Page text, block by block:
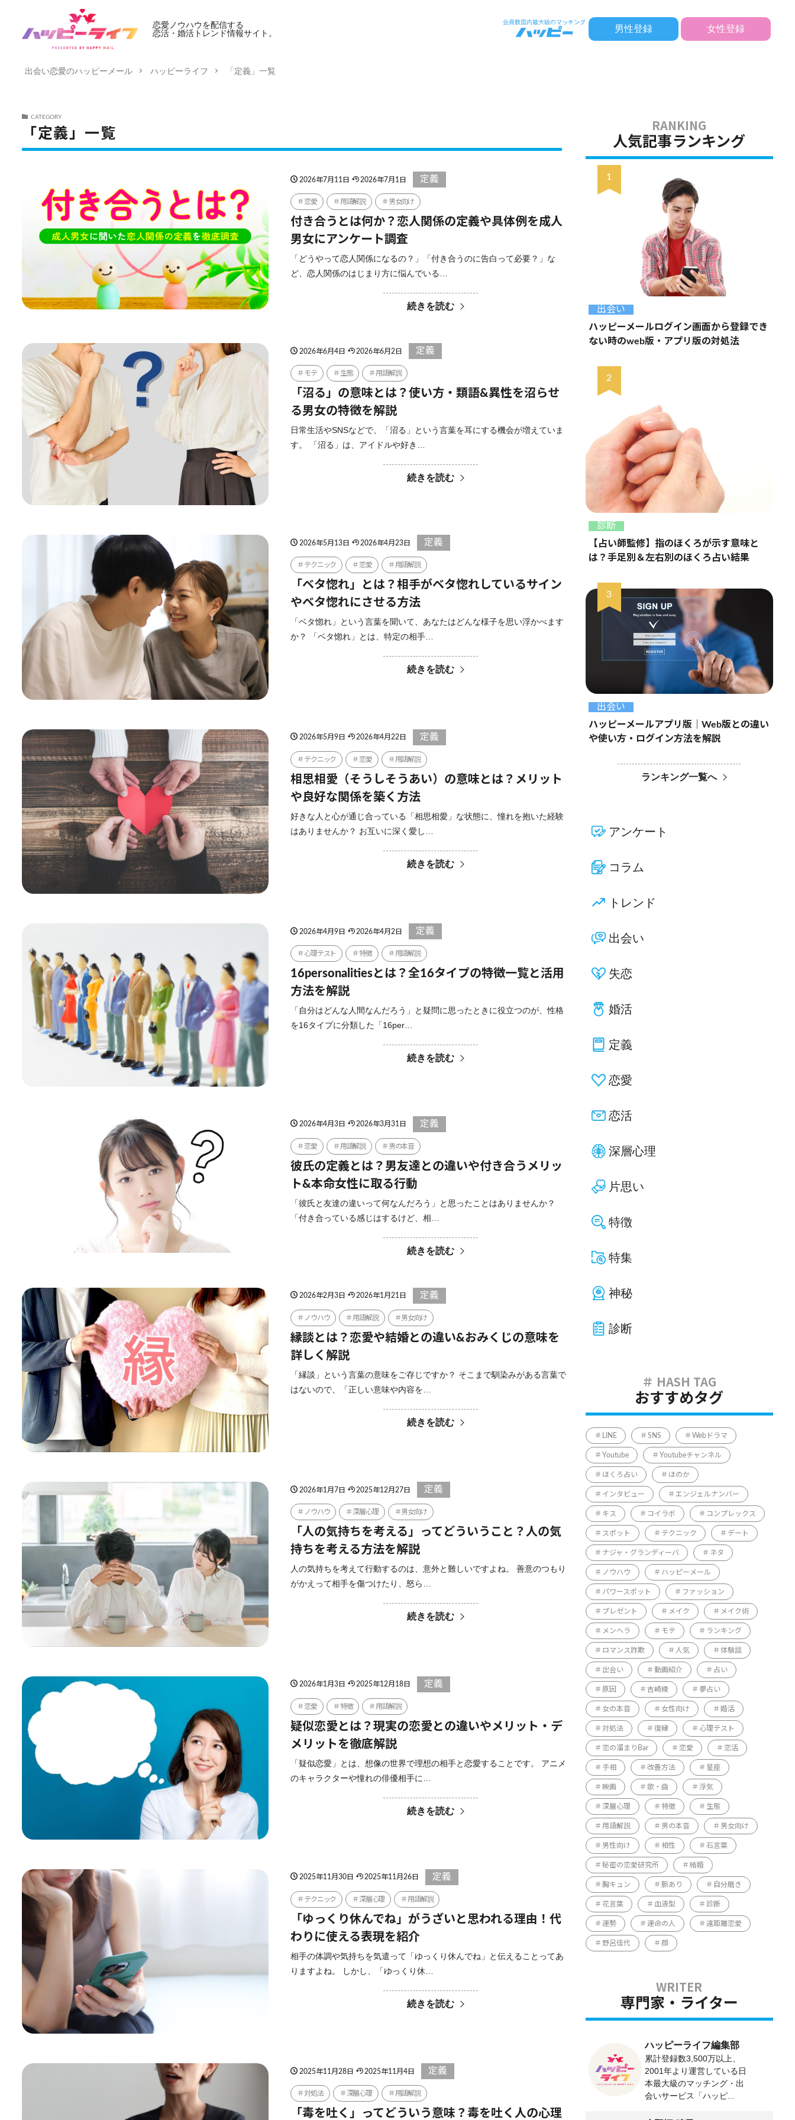
恋愛ノウハウを配信する
恋活・婚活トレンド情報サイト。
男性登録 女性登録
出会い恋愛のハッピーメール ハッピーライフ 「定義」一覧
CATEGORY
「定義」一覧
2026年7月11日 2026年7月1日 定義
恋愛 用語解説 男女向け
付き合うとは何か？恋人関係の定義や具体例を成人
男女にアンケート調査
「どうやって恋人関係になるの？」「付き合うのに告白って必要？」な
ど、恋人関係のはじまり方に悩んでいる…
続きを読む
2026年6月4日 2026年6月2日 定義
モテ 生態 用語解説
「沼る」の意味とは？使い方・類語&異性を沼らせ
る男女の特徴を解説
日常生活やSNSなどで、「沼る」という言葉を耳にする機会が増えていま
す。 「沼る」は、アイドルや好き…
続きを読む
2026年5月13日 2026年4月23日 定義
テクニック 恋愛 用語解説
「ベタ惚れ」とは？相手がベタ惚れしているサイン
やベタ惚れにさせる方法
「ベタ惚れ」という言葉を聞いて、あなたはどんな様子を思い浮かべます
か？ 「ベタ惚れ」とは、特定の相手…
続きを読む
2026年5月9日 2026年4月22日 定義
テクニック 恋愛 用語解説
相思相愛（そうしそうあい）の意味とは？メリット
や良好な関係を築く方法
好きな人と心が通じ合っている「相思相愛」な状態に、憧れを抱いた経験
はありませんか？ お互いに深く愛し…
続きを読む
2026年4月9日 2026年4月2日 定義
心理テスト 特徴 用語解説
16personalitiesとは？全16タイプの特徴一覧と活用
方法を解説
「自分はどんな人間なんだろう」と疑問に思ったときに役立つのが、性格
を16タイプに分類した「16per…
続きを読む
2026年4月3日 2026年3月31日 定義
恋愛 用語解説 男の本音
彼氏の定義とは？男友達との違いや付き合うメリッ
ト&本命女性に取る行動
「彼氏と友達の違いって何なんだろう」と思ったことはありませんか？
「付き合っている感じはするけど、相…
続きを読む
2026年2月3日 2026年1月21日 定義
ノウハウ 用語解説 男女向け
縁談とは？恋愛や結婚との違い&おみくじの意味を
詳しく解説
「縁談」という言葉の意味をご存じですか？ そこまで馴染みがある言葉で
はないので、「正しい意味や内容を…
続きを読む
2026年1月7日 2025年12月27日 定義
ノウハウ 深層心理 男女向け
「人の気持ちを考える」ってどういうこと？人の気
持ちを考える方法を解説
人の気持ちを考えて行動するのは、意外と難しいですよね。 善意のつもり
がかえって相手を傷つけたり、怒ら…
続きを読む
2026年1月3日 2025年12月18日 定義
恋愛 特徴 用語解説
疑似恋愛とは？現実の恋愛との違いやメリット・デ
メリットを徹底解説
「疑似恋愛」とは、想像の世界で理想の相手と恋愛することです。 アニメ
のキャラクターや憧れの俳優相手に…
続きを読む
2025年11月30日 2025年11月26日 定義
テクニック 深層心理 用語解説
「ゆっくり休んでね」がうざいと思われる理由！代
わりに使える表現を紹介
相手の体調や気持ちを気遣って「ゆっくり休んでね」と伝えることってあ
りますよね。 しかし、「ゆっくり休…
続きを読む
2025年11月28日 2025年11月4日 定義
対処法 深層心理 用語解説
「毒を吐く」ってどういう意味？毒を吐く人の心理
人気記事ランキング
出会い
ハッピーメールログイン画面から登録でき
ない時のweb版・アプリ版の対処法
診断
【占い師監修】指のほくろが示す意味と
は？手足別＆左右別のほくろ占い結果
出会い
ハッピーメールアプリ版｜Web版との違い
や使い方・ログイン方法を解説
ランキング一覧へ
アンケート
コラム
トレンド
出会い
失恋
婚活
定義
恋愛
恋活
深層心理
片思い
特徴
特集
神秘
診断
おすすめタグ
LINE SNS Webドラマ
Youtube Youtubeチャンネル
ほくろ占い ほのか
インタビュー エンジェルナンバー
キス コイラボ コンプレックス
スポット テクニック デート
ナジャ・グランディーバ ネタ
ノウハウ ハッピーメール
パワースポット ファッション
プレゼント メイク メイク術
メンヘラ モテ ランキング
ロマンス詐欺 人気 体験談
出会い 動画紹介 占い
原因 吉崎綾 夢占い
女の本音 女性向け 婚活
対処法 復縁 心理テスト
恋の溜まりBar 恋愛 恋活
手相 改善方法 星座
映画 歌・曲 浮気
深層心理 特徴 生態
用語解説 男の本音 男女向け
男性向け 相性 石言葉
秘密の恋愛研究所 結婚
胸キュン 脈あり 自分磨き
花言葉 血液型 診断
運勢 運命の人 遠距離恋愛
野呂佳代 顔
専門家・ライター
ハッピーライフ編集部
累計登録数3,500万以上、
2001年より運営している日
本最大級のマッチング・出
会いサービス「ハッピ...